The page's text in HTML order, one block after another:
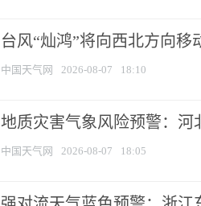
台风“灿鸿”将向西北方向移
中国天气网 2026-08-07 18:10
地质灾害气象风险预警：河
中国天气网 2026-08-07 18:05